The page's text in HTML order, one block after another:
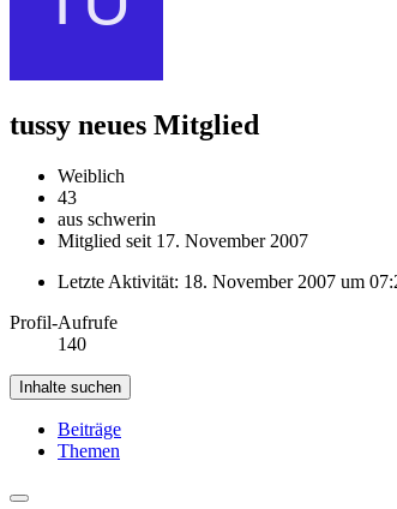
tussy neues Mitglied
Weiblich
43
aus schwerin
Mitglied seit 17. November 2007
Letzte Aktivität: 18. November 2007 um
Profil-Aufrufe
140
Inhalte suchen
Beiträge
Themen